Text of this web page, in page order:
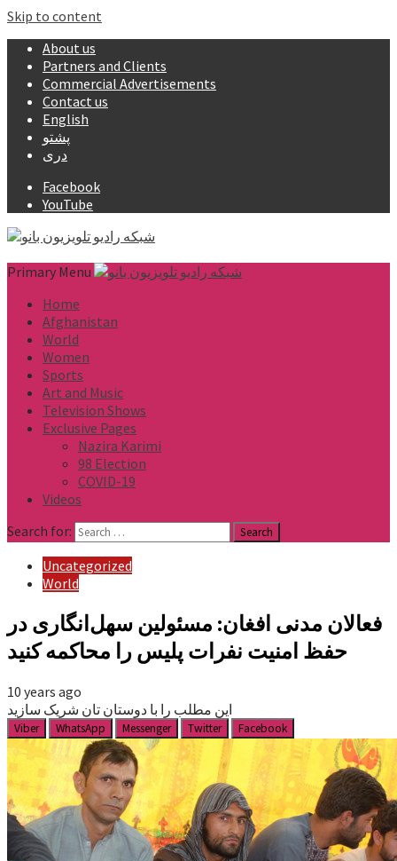
Skip to content
About us
Partners and Clients
Commercial Advertisements
Contact us
English
پشتو
دری
Facebook
YouTube
Primary Menu
Home
Afghanistan
World
Women
Sports
Art and Music
Television Shows
Exclusive Pages
Nazira Karimi
98 Election
COVID-19
Videos
Search for:
Uncategorized
World
فعالان مدنی افغان: مسئولین سهل‌انگاری در
حفظ امنیت نفرات پلیس را محاکمه کنید
10 years ago
این مطلب را با دوستان تان شریک سازید
Viber WhatsApp Messenger Twitter Facebook